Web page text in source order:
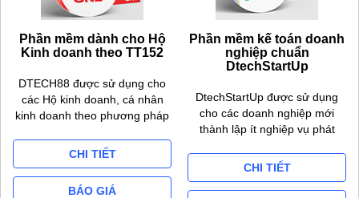
Phần mềm dành cho Hộ
Kinh doanh theo TT152
DTECH88 được sử dụng cho
các Hộ kinh doanh, cá nhân
kinh doanh theo phương pháp
việc, đáp ứng yêu cầu của
CHI TIẾT
BÁO GIÁ
Phần mềm kế toán doanh
nghiệp chuẩn
DtechStartUp
DtechStartUp được sử dụng
cho các doanh nghiệp mới
thành lập ít nghiệp vụ phát
việc, phù hợp các công ty ít
CHI TIẾT